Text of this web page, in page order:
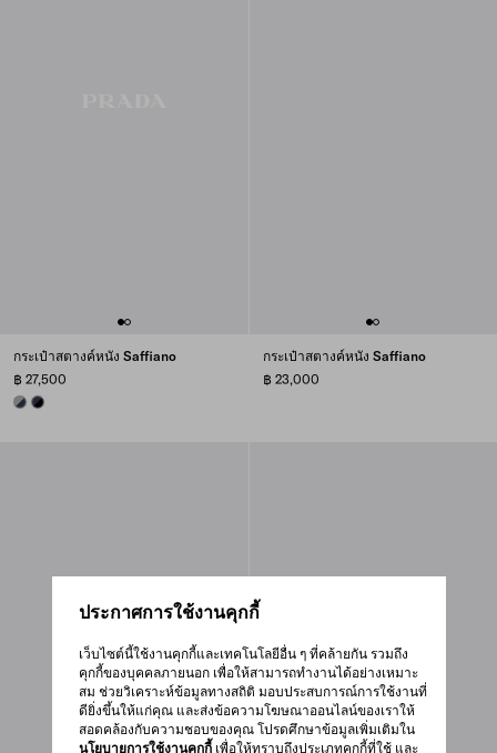
ประกาศการใช้งานคุกกี้
เว็บไซต์นี้ใช้งานคุกกี้และเทคโนโลยีอื่น ๆ ที่คล้ายกัน รวมถึง
คุกกี้ของบุคคลภายนอก เพื่อให้สามารถทำงานได้อย่างเหมาะ
สม ช่วยวิเคราะห์ข้อมูลทางสถิติ มอบประสบการณ์การใช้งานที่
ดียิ่งขึ้นให้แก่คุณ และส่งข้อความโฆษณาออนไลน์ของเราให้
สอดคล้องกับความชอบของคุณ โปรดศึกษาข้อมูลเพิ่มเติมใน
นโยบายการใช้งานคุกกี้เพื่อให้ทราบถึงประเภทคุกกี้ที่ใช้ และ
กระเป๋าสตางค์หนัง Saffiano
฿ 27,500
BALTIC BLUE/MARBLE GRAY
BLACK/BALTIC BLUE
กระเป๋าสตางค์หนัง Saffiano
฿ 23,000